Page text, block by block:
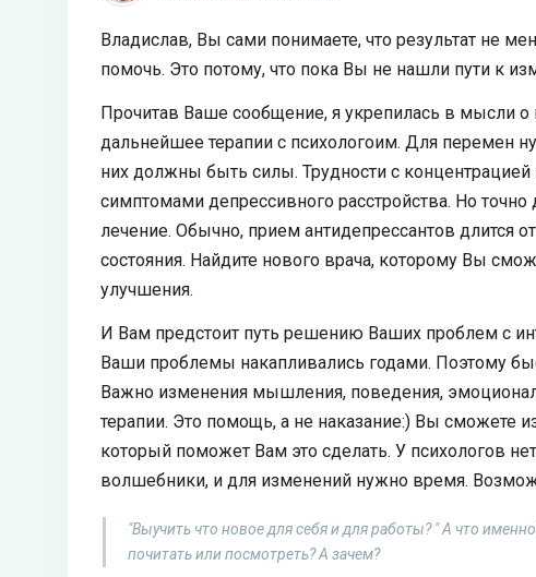
Владислав, Вы сами понимаете, что результат не
помочь. Это потому, что пока Вы не нашли пути к
Прочитав Ваше сообщение, я укрепилась в мысли о
дальнейшее терапии с психологоим. Для
них должны быть силы. Трудности с
симптомами депрессивного расстройства. Но
лечение. Обычно, прием антидепрессантов длится
состояния. Найдите нового врача, которому Вы
улучшения.
И Вам предстоит путь решению Ваших проблем с
Ваши проблемы накапливались годами. Поэтому
Важно изменения мышления, поведения,
терапии. Это помощь, а не наказание:) Вы сможете
который поможет Вам это сделать. У психологов
волшебники, и для изменений нужно время.
"Выучить что новое для себя и для работы? " А что
почитать или посмотреть? А зачем?